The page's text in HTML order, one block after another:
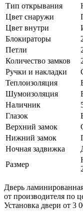
Тип открывания
Цвет снаружи
Цвет внутри
Блокираторы
Петли
Количество замков
Ручки и накладки
Теплоизоляция
Шумоизоляция
Наличник
Глазок
Верхний замок
Нижний замок
Ночная задвижка
Размер
Дверь
от производителя по
Установка двери от 3